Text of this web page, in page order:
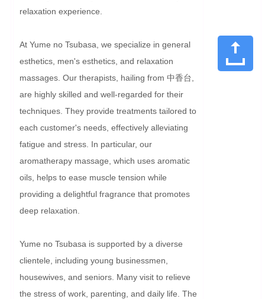
relaxation experience.
At Yume no Tsubasa, we specialize in general
esthetics, men's esthetics, and relaxation
massages. Our therapists, hailing from 中香台,
are highly skilled and well-regarded for their
techniques. They provide treatments tailored to
each customer's needs, effectively alleviating
fatigue and stress. In particular, our
aromatherapy massage, which uses aromatic
oils, helps to ease muscle tension while
providing a delightful fragrance that promotes
deep relaxation.
Yume no Tsubasa is supported by a diverse
clientele, including young businessmen,
housewives, and seniors. Many visit to relieve
the stress of work, parenting, and daily life. The